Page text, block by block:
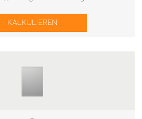
KALKULIEREN